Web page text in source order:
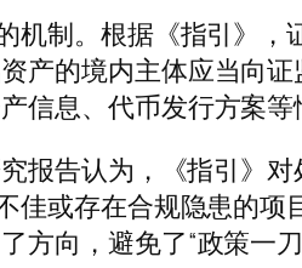
制。根据《指引》，
产的境内主体应当向
信息、代币发行方案
告认为，《指引》
佳或存在合规隐患的
向，避免了“政策一刀